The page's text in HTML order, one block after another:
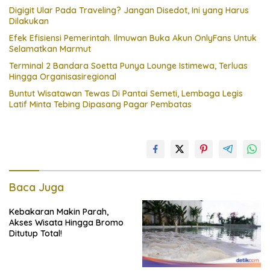
Digigit Ular Pada Traveling? Jangan Disedot, Ini yang Harus
Dilakukan
Efek Efisiensi Pemerintah. Ilmuwan Buka Akun OnlyFans Untuk
Selamatkan Marmut
Terminal 2 Bandara Soetta Punya Lounge Istimewa, Terluas
Hingga Organisasiregional
Buntut Wisatawan Tewas Di Pantai Semeti, Lembaga Legis
Latif Minta Tebing Dipasang Pagar Pembatas
Baca Juga
Kebakaran Makin Parah,
Akses Wisata Hingga Bromo
Ditutup Total!